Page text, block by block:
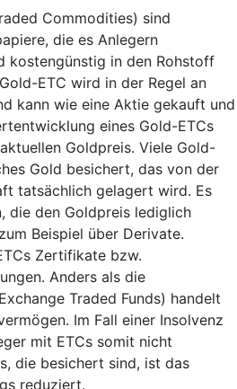
Commodities) sind
die es Anlegern
kostengünstig in den Rohstoff
ETC wird in der Regel an
kann wie eine Aktie gekauft und
eines Gold-ETCs
Goldpreis. Viele Gold-
Gold besichert, das von der
tatsächlich gelagert wird. Es
die den Goldpreis lediglich
Beispiel über Derivate.
Zertifikate bzw.
Anders als die
Traded Funds) handelt
Im Fall einer Insolvenz
mit ETCs somit nicht
die besichert sind, ist das
reduziert.